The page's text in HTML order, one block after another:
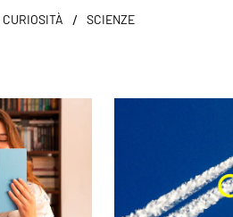
CURIOSITÀ / SCIENZE